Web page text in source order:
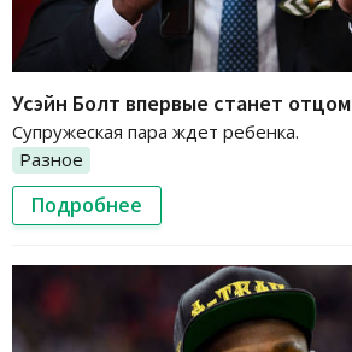
Усэйн Болт впервые станет отцом
Супружеская пара ждет ребенка.
Разное
Подробнее